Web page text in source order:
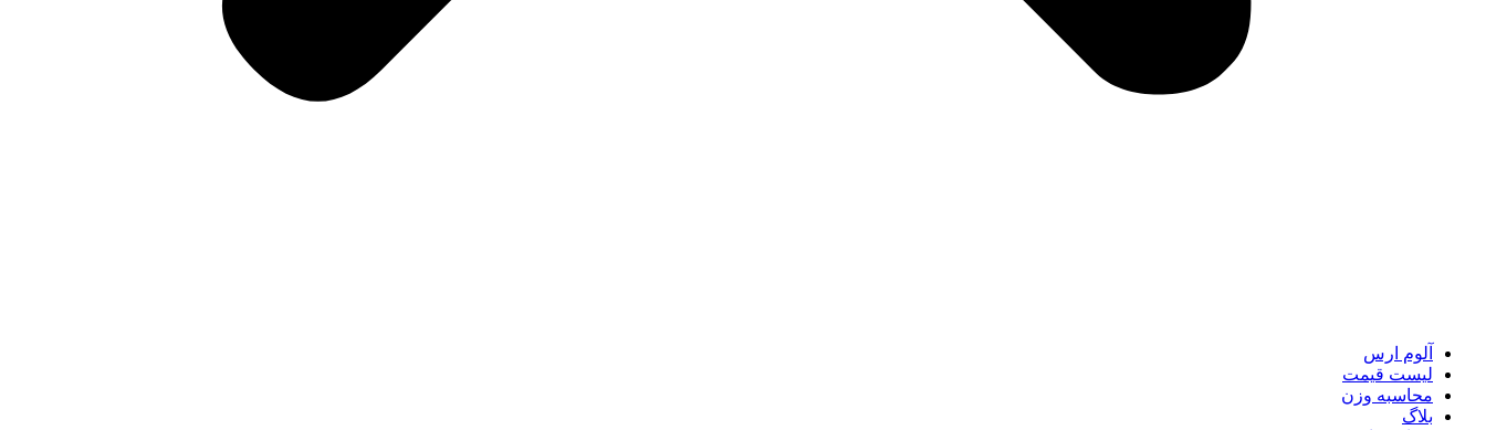
آلوم ارس
لیست قیمت
محاسبه وزن
بلاگ